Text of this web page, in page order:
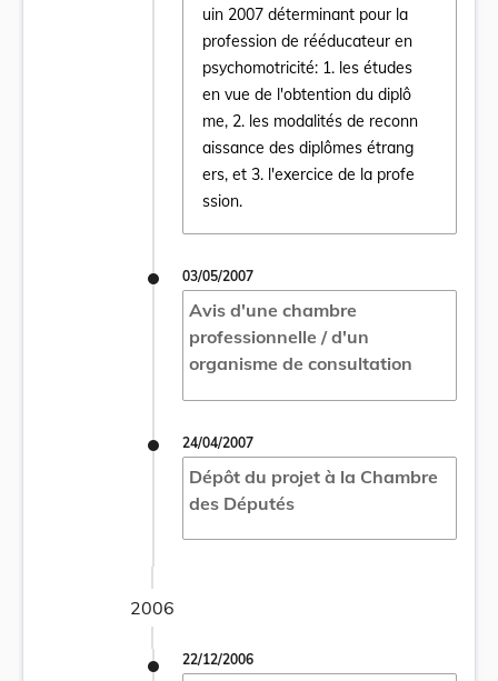
uin 2007 déterminant pour la
profession de rééducateur en
psychomotricité: 1. les études
en vue de l'obtention du diplô
me, 2. les modalités de reconn
aissance des diplômes étrang
ers, et 3. l'exercice de la profe
ssion.
Ouvrir le document Règlement grand-
03/05/2007
Avis d'une chambre
professionnelle / d'un
organisme de consultation
24/04/2007
Dépôt du projet à la Chambre
des Députés
2006
22/12/2006